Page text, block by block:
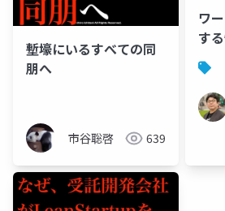
塹壕にいるすべての同
朋へ
市谷聡啓 639
ワ
す